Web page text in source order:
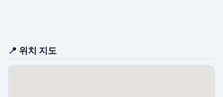
📍 위치 지도